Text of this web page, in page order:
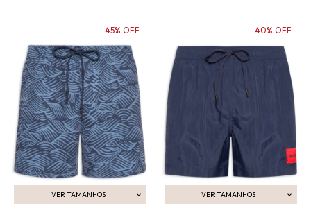
VER TAMANHOS
ADICIONAR AO CARRINHO
45% OFF
VER TAMANHOS
ADICIONAR AO CARRINHO
40% OFF